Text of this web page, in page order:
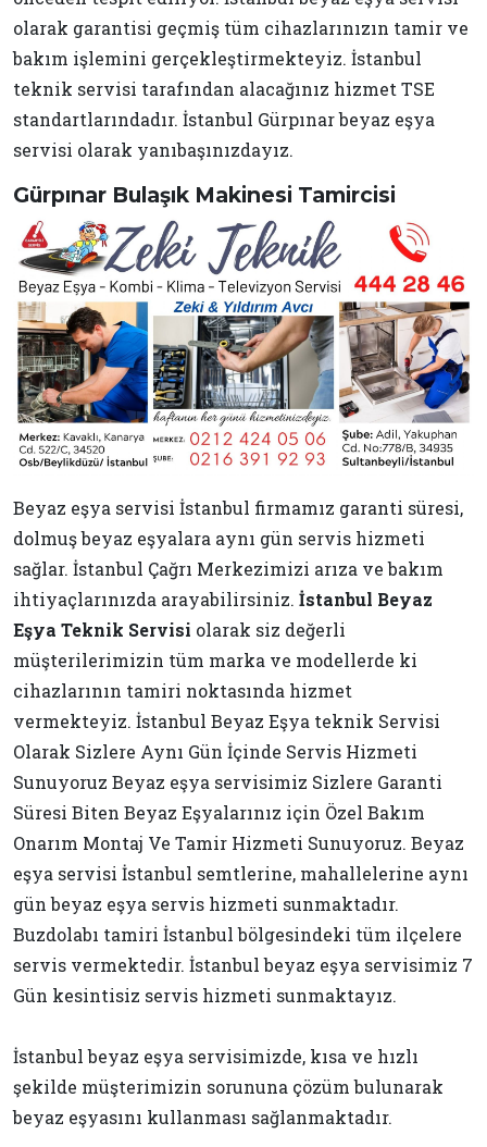
olarak garantisi geçmiş tüm cihazlarınızın tamir ve
bakım işlemini gerçekleştirmekteyiz. İstanbul
teknik servisi tarafından alacağınız hizmet TSE
standartlarındadır. İstanbul Gürpınar beyaz eşya
servisi olarak yanıbaşınızdayız.
Gürpınar Bulaşık Makinesi Tamircisi
Beyaz eşya servisi İstanbul firmamız garanti süresi,
dolmuş beyaz eşyalara aynı gün servis hizmeti
sağlar. İstanbul Çağrı Merkezimizi arıza ve bakım
ihtiyaçlarınızda arayabilirsiniz. İstanbul Beyaz
Eşya Teknik Servisi olarak siz değerli
müşterilerimizin tüm marka ve modellerde ki
cihazlarının tamiri noktasında hizmet
vermekteyiz. İstanbul Beyaz Eşya teknik Servisi
Olarak Sizlere Aynı Gün İçinde Servis Hizmeti
Sunuyoruz Beyaz eşya servisimiz Sizlere Garanti
Süresi Biten Beyaz Eşyalarınız için Özel Bakım
Onarım Montaj Ve Tamir Hizmeti Sunuyoruz. Beyaz
eşya servisi İstanbul semtlerine, mahallelerine aynı
gün beyaz eşya servis hizmeti sunmaktadır.
Buzdolabı tamiri İstanbul bölgesindeki tüm ilçelere
servis vermektedir. İstanbul beyaz eşya servisimiz 7
Gün kesintisiz servis hizmeti sunmaktayız.
İstanbul beyaz eşya servisimizde, kısa ve hızlı
şekilde müşterimizin sorununa çözüm bulunarak
beyaz eşyasını kullanması sağlanmaktadır.